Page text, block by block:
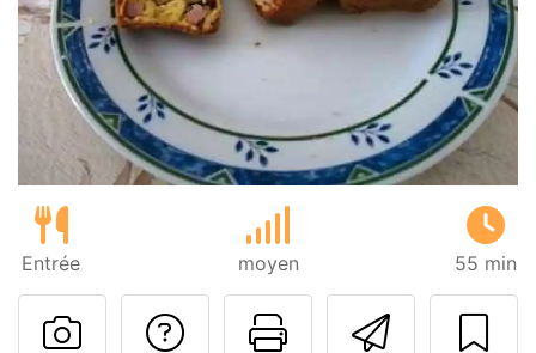
Entrée moyen 55 min
Imprimer
Poser une